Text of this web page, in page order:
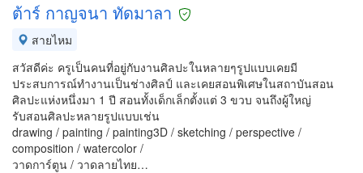
ต้าร์ กาญจนา ทัดมาลา
สายไหม
สวัสดีค่ะ ครูเป็นคนที่อยู่กับงานศิลปะในหลายๆรูปแบบเคยมี
ประสบการณ์ทำงานเป็นช่างศิลป์ และเคยสอนพิเศษในสถาบันสอน
ศิลปะแห่งหนึ่งมา 1 ปี สอนทั้งเด็กเล็กตั้งแต่ 3 ขวบ จนถึงผู้ใหญ่
รับสอนศิลปะหลายรูปแบบเช่น
drawing / painting / painting3D / sketching / perspective /
composition / watercolor /
วาดการ์ตูน / วาดลายไทย…